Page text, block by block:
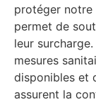
protéger notre
permet de
leur
mesures
disponibles et
assurent la